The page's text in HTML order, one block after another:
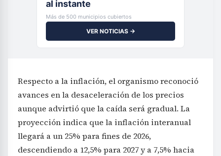
al instante
Más de 500 municipios cubiertos
VER NOTICIAS →
Respecto a la inflación, el organismo reconoció
avances en la desaceleración de los precios
aunque advirtió que la caída será gradual. La
proyección indica que la inflación interanual
llegará a un 25% para fines de 2026,
descendiendo a 12,5% para 2027 y a 7,5% hacia